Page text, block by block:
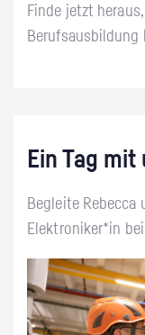
Finde jetzt
Berufsausbildung
Ein Tag
Begleite Rebecca
Elektroniker*in